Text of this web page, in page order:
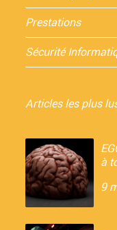
Prestations
Sécurité
Articles les plus
à
9